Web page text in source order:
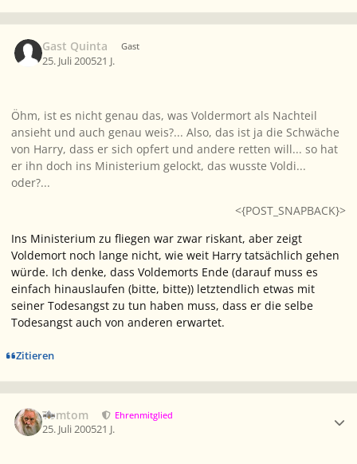
Gast Quinta Gast
25. Juli 200521 J.
Öhm, ist es nicht genau das, was Voldermort als Nachteil
ansieht und auch genau weis?... Also, das ist ja die Schwäche
von Harry, dass er sich opfert und andere retten will... so hat
er ihn doch ins Ministerium gelockt, das wusste Voldi...
oder?...
<{POST_SNAPBACK}>
Ins Ministerium zu fliegen war zwar riskant, aber zeigt
Voldemort noch lange nicht, wie weit Harry tatsächlich gehen
würde. Ich denke, dass Voldemorts Ende (darauf muss es
einfach hinauslaufen (bitte, bitte)) letztendlich etwas mit
seiner Todesangst zu tun haben muss, dass er die selbe
Todesangst auch von anderen erwartet.
Zitieren
Tomtom Ehrenmitglied
25. Juli 200521 J.